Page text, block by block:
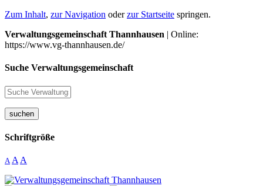
Zum Inhalt, zur Navigation oderzur Startseite springen.
Verwaltungsgemeinschaft Thannhausen | Online:
https://www.vg-thannhausen.de/
Suche Verwaltungsgemeinschaft
suchen
Schriftgröße
A A A